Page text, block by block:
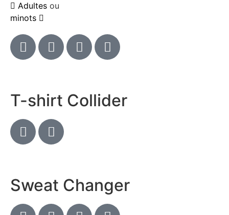
Adultes ou
minots
T-shirt Collider
Sweat Changer